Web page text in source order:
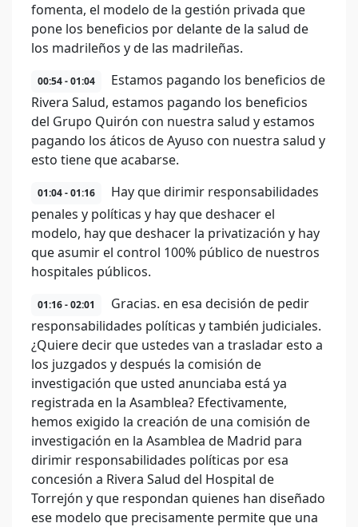
fomenta, el modelo de la gestión privada que
pone los beneficios por delante de la salud de
los madrileños y de las madrileñas.
00:54 - 01:04
Estamos pagando los beneficios de
Rivera Salud, estamos pagando los beneficios
del Grupo Quirón con nuestra salud y estamos
pagando los áticos de Ayuso con nuestra salud y
esto tiene que acabarse.
01:04 - 01:16
Hay que dirimir responsabilidades
penales y políticas y hay que deshacer el
modelo, hay que deshacer la privatización y hay
que asumir el control 100% público de nuestros
hospitales públicos.
01:16 - 02:01
Gracias. en esa decisión de pedir
responsabilidades políticas y también judiciales.
¿Quiere decir que ustedes van a trasladar esto a
los juzgados y después la comisión de
investigación que usted anunciaba está ya
registrada en la Asamblea? Efectivamente,
hemos exigido la creación de una comisión de
investigación en la Asamblea de Madrid para
dirimir responsabilidades políticas por esa
concesión a Rivera Salud del Hospital de
Torrejón y que respondan quienes han diseñado
ese modelo que precisamente permite que una